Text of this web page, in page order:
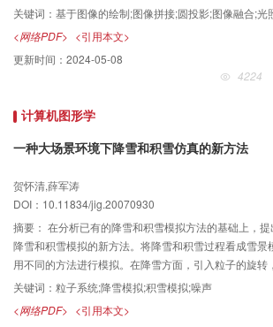
较好地实现了光照变化的图像匹配；然后使用统计参数
体亮度，以解决光照变化问题；最后对于传统图像融
数通常引起的最终拼合图像重叠区域模糊问题，构造
数，用于计算重叠区域的全局最优融合因子。实验表明
关键词： 基于图像的绘制;图像拼接;圆投影;图像融合;光
<网络PDF> <引用本文>
更新时间： 2024-05-08
4224
计算机图形学
一种大场景环境下降雪和积雪仿真的新方法
贺怀清,薛军涛
DOI：10.11834/jig.20070930
摘要： 在分析已有的降雪和积雪模拟方法的基础上，
降雪和积雪模拟的新方法。将降雪和积雪过程看成雪景
用不同的方法进行模拟。在降雪方面，引入粒子的旋转
颜色等，提高了降雪模拟的真实性和灵活性；在积雪方
决了已有积雪模拟方法不能用于大场景模拟的问题。
方法模拟效果真实，实时性良好，适合大场景尤其是飞
关键词： 粒子系统;降雪模拟;积雪模拟;噪声
<网络PDF> <引用本文>